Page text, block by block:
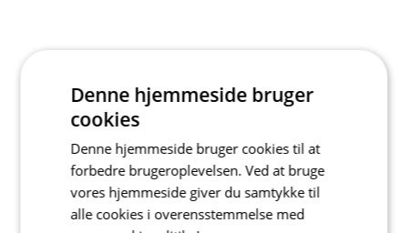
Denne hjemmeside bruger
cookies
Denne hjemmeside bruger cookies til at
forbedre brugeroplevelsen. Ved at bruge
vores hjemmeside giver du samtykke til
alle cookies i overensstemmelse med